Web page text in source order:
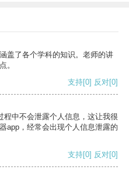
盖了各个学科的知识。老师的讲
。
支持[0] 反对[0]
中不会泄露个人信息，这让我很
app，经常会出现个人信息泄露的
支持[0] 反对[0]